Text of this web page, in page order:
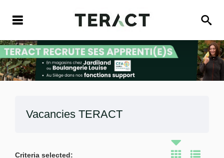
Vacancies TERACT
Criteria selected: